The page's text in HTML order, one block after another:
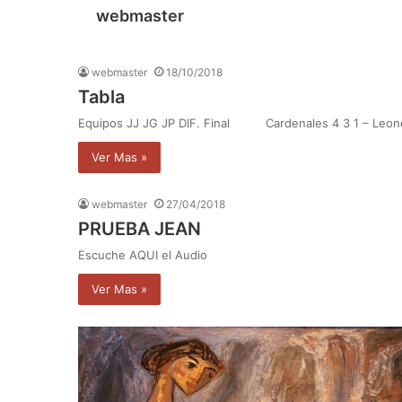
webmaster
webmaster 18/10/2018
Tabla
Equipos JJ JG JP DIF. Final Cardenales 4 3 1 –
Ver Mas »
webmaster 27/04/2018
PRUEBA JEAN
Escuche AQUI el Audio
Ver Mas »